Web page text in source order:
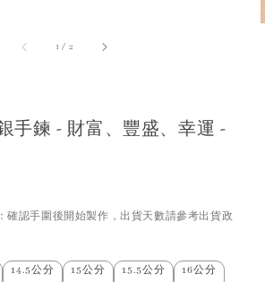
1 / 2
手鍊 - 財富、豐盛、幸運 -
確認手圍後開始製作，出貨天數請參考出貨政
14.5公分 15公分 15.5公分 16公分